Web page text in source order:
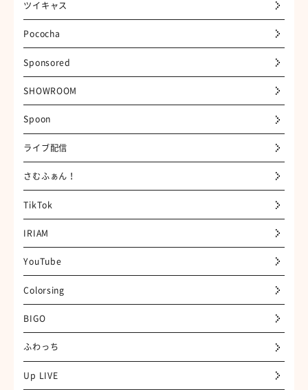
ツイキャス
Pococha
Sponsored
SHOWROOM
Spoon
ライブ配信
さむふぁん！
TikTok
IRIAM
YouTube
Colorsing
BIGO
ふわっち
Up LIVE